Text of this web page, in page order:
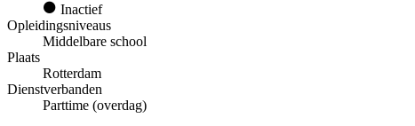
Inactief
Opleidingsniveaus
Middelbare school
Plaats
Rotterdam
Dienstverbanden
Parttime (overdag)